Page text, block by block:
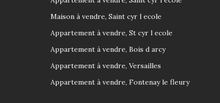
Maison à vendre, Saint cyr l ecole
Appartement à vendre, St cyr l ecole
Appartement à vendre, Bois d arcy
Appartement à vendre, Versailles
Appartement à vendre, Fontenay le fleury